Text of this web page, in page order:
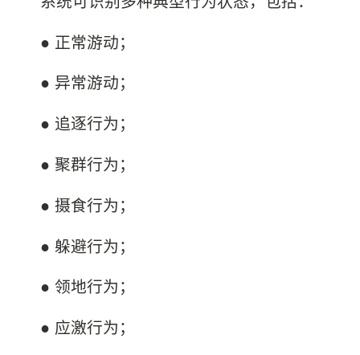
● 正常游动；
● 异常游动；
● 追逐行为；
● 聚群行为；
● 摄食行为；
● 躲避行为；
● 领地行为；
● 应激行为；